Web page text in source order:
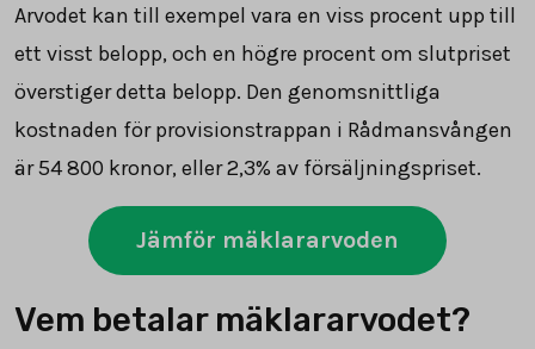
Arvodet kan till exempel vara en viss procent upp till
ett visst belopp, och en högre procent om slutpriset
överstiger detta belopp. Den genomsnittliga
kostnaden för provisionstrappan i Rådmansvången
är54 800 kronor, eller 2,3% av försäljningspriset.
Jämför mäklararvoden
Vem betalar mäklararvodet?